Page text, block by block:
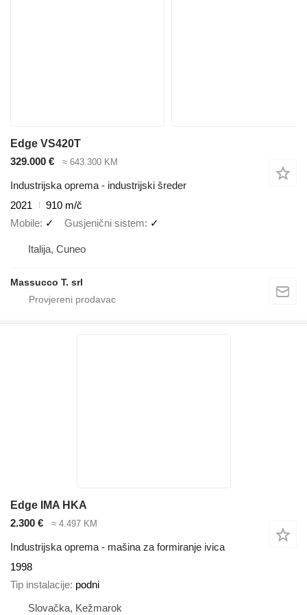
Edge VS420T
329.000 €
≈ 643.300 KM
Industrijska oprema - industrijski šreder
2021
910 m/č
Mobile ✓ Gusjenični sistem ✓
Italija, Cuneo
Massucco T. srl
Edge IMA HKA
2.300 €
≈ 4.497 KM
Industrijska oprema - mašina za formiranje ivica
1998
Tip instalacije podni
Slovačka, Kežmarok